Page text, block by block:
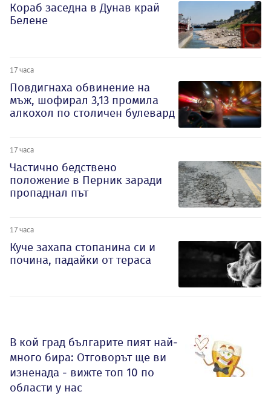
Кораб заседна в Дунав край
Белене
17 часа
Повдигнаха обвинение на
мъж, шофирал 3,13 промила
алкохол по столичен булевард
17 часа
Частично бедствено
положение в Перник заради
пропаднал път
17 часа
Куче захапа стопанина си и
почина, падайки от тераса
В кой град българите пият най-
много бира: Отговорът ще ви
изненада - вижте топ 10 по
области у нас